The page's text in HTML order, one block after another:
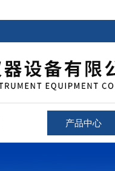
产品中心